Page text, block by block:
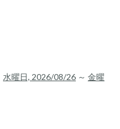
水曜日, 2026/08/26 ～ 金曜